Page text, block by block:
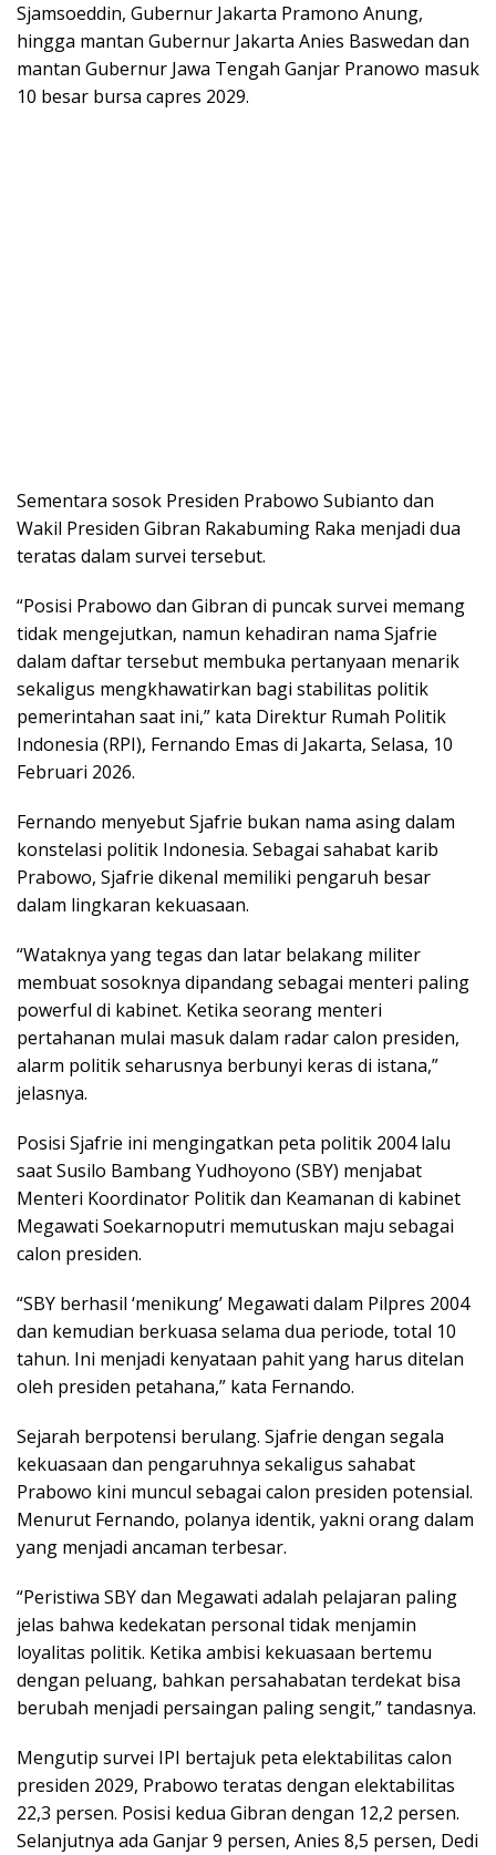
Sjamsoeddin, Gubernur Jakarta Pramono Anung,
hingga mantan Gubernur Jakarta Anies Baswedan dan
mantan Gubernur Jawa Tengah Ganjar Pranowo masuk
10 besar bursa capres 2029.
Sementara sosok Presiden Prabowo Subianto dan
Wakil Presiden Gibran Rakabuming Raka menjadi dua
teratas dalam survei tersebut.
“Posisi Prabowo dan Gibran di puncak survei memang
tidak mengejutkan, namun kehadiran nama Sjafrie
dalam daftar tersebut membuka pertanyaan menarik
sekaligus mengkhawatirkan bagi stabilitas politik
pemerintahan saat ini,” kata Direktur Rumah Politik
Indonesia (RPI), Fernando Emas di Jakarta, Selasa, 10
Februari 2026.
Fernando menyebut Sjafrie bukan nama asing dalam
konstelasi politik Indonesia. Sebagai sahabat karib
Prabowo, Sjafrie dikenal memiliki pengaruh besar
dalam lingkaran kekuasaan.
“Wataknya yang tegas dan latar belakang militer
membuat sosoknya dipandang sebagai menteri paling
powerful di kabinet. Ketika seorang menteri
pertahanan mulai masuk dalam radar calon presiden,
alarm politik seharusnya berbunyi keras di istana,”
jelasnya.
Posisi Sjafrie ini mengingatkan peta politik 2004 lalu
saat Susilo Bambang Yudhoyono (SBY) menjabat
Menteri Koordinator Politik dan Keamanan di kabinet
Megawati Soekarnoputri memutuskan maju sebagai
calon presiden.
“SBY berhasil ‘menikung’ Megawati dalam Pilpres 2004
dan kemudian berkuasa selama dua periode, total 10
tahun. Ini menjadi kenyataan pahit yang harus ditelan
oleh presiden petahana,” kata Fernando.
Sejarah berpotensi berulang. Sjafrie dengan segala
kekuasaan dan pengaruhnya sekaligus sahabat
Prabowo kini muncul sebagai calon presiden potensial.
Menurut Fernando, polanya identik, yakni orang dalam
yang menjadi ancaman terbesar.
“Peristiwa SBY dan Megawati adalah pelajaran paling
jelas bahwa kedekatan personal tidak menjamin
loyalitas politik. Ketika ambisi kekuasaan bertemu
dengan peluang, bahkan persahabatan terdekat bisa
berubah menjadi persaingan paling sengit,” tandasnya.
Mengutip survei IPI bertajuk peta elektabilitas calon
presiden 2029, Prabowo teratas dengan elektabilitas
22,3 persen. Posisi kedua Gibran dengan 12,2 persen.
Selanjutnya ada Ganjar 9 persen, Anies 8,5 persen, Dedi